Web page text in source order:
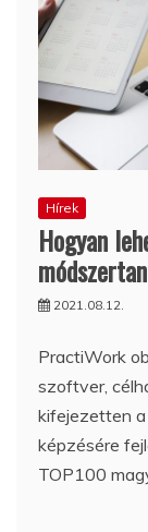
Hírek
Hogyan
2021.08.12.
PractiWork
szoftver,
kifejezetten a
képzésére
TOP100